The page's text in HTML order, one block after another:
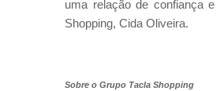
uma relação de confiança e
Shopping, Cida Oliveira.
Sobre o Grupo Tacla Shopping